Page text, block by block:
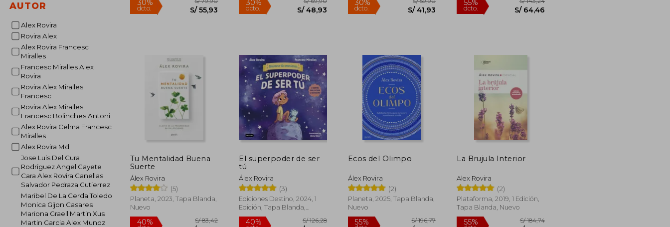
AUTOR
Alex Rovira
Rovira Alex
Alex Rovira Francesc
Miralles
Francesc Miralles Alex
Rovira
Rovira Alex Miralles
Francesc
Rovira Alex Miralles
Francesc Bolinches Antoni
Alex Rovira Celma Francesc
Miralles
Alex Rovira Md
Jose Luis Del Cura
Rodriguez Angel Gayete
Cara Alex Rovira Canellas
Salvador Pedraza Gutierrez
Maribel De La Cerda Toledo
Monica Gijon Casares
Mariona Graell Martin Xus
Martin Garcia Alex Munoz
30%
dcto.
S/ 79,90
S/ 55,93
30%
dcto.
S/ 69,90
S/ 48,93
30%
dcto.
S/ 59,90
S/ 41,93
55%
Tu Mentalidad Buena
Suerte
Álex Rovira
(5)
Planeta, 2023, Tapa Blanda,
Nuevo
El superpoder de ser
tú
Álex Rovira
(3)
Ediciones Destino, 2024, 1
Edición, Tapa Blanda,
Nuevo
Ecos del Olimpo
Álex Rovira
(2)
Planeta, 2025, Tapa Blanda,
Nuevo
La Brujula Interior
Alex Rovira
(2)
Plataforma, 2019, 1 Edición,
Tapa Blanda, Nuevo